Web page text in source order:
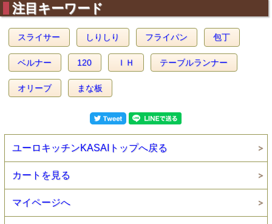
注目キーワード
スライサー しりしり フライパン 包丁
ベルナー 120 ＩＨ テーブルランナー
オリーブ まな板
ユーロキッチンKASAIトップへ戻る
カートを見る
マイページへ